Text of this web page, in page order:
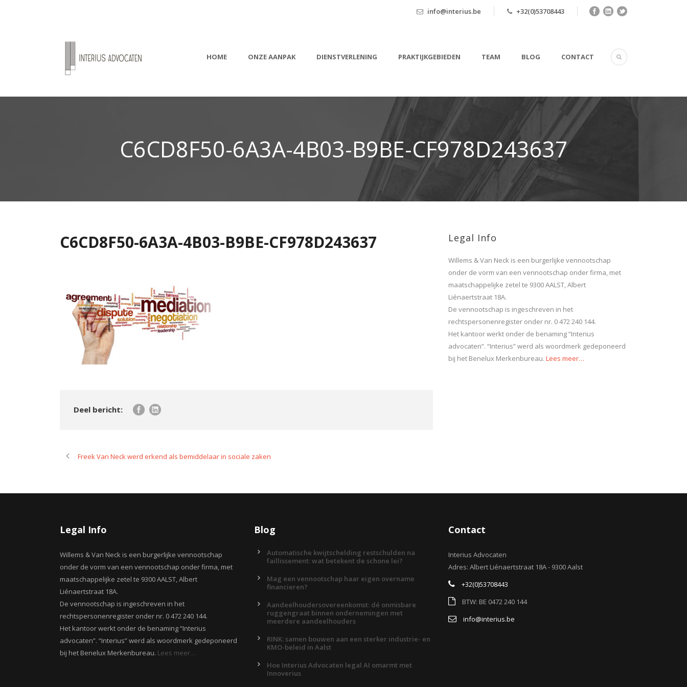
info@interius.be +32(0)53708443
HOME ONZE AANPAK DIENSTVERLENING PRAKTIJKGEBIEDEN TEAM BLOG CONTACT
C6CD8F50-6A3A-4B03-B9BE-CF978D243637
C6CD8F50-6A3A-4B03-B9BE-CF978D243637
Freek Van Neck werd erkend als bemiddelaar in sociale zaken
Legal Info
Willems & Van Neck is een burgerlijke vennootschap
onder de vorm van een vennootschap onder firma, met
maatschappelijke zetel te 9300 AALST, Albert
Liénaertstraat 18A.
De vennootschap is ingeschreven in het
rechtspersonenregister onder nr. 0 472 240 144.
Het kantoor werkt onder de benaming “Interius
advocaten”. “Interius” werd als woordmerk gedeponeerd
bij het Benelux Merkenbureau. Lees meer…
Legal Info
Willems & Van Neck is een burgerlijke vennootschap
onder de vorm van een vennootschap onder firma, met
maatschappelijke zetel te 9300 AALST, Albert
Liénaertstraat 18A.
De vennootschap is ingeschreven in het
rechtspersonenregister onder nr. 0 472 240 144.
Het kantoor werkt onder de benaming “Interius
advocaten”. “Interius” werd als woordmerk gedeponeerd
bij het Benelux Merkenbureau. Lees meer…
Blog
Automatische kwijtschelding restschulden na
faillissement: wat betekent de schone lei?
Mag een vennootschap haar eigen overname
financieren?
Aandeelhoudersovereenkomst: dé onmisbare
ruggengraat binnen ondernemingen met
meerdere aandeelhouders
RINK: samen bouwen aan een sterker industrie- en
KMO-beleid in Aalst
Hoe Interius Advocaten legal AI omarmt met
Innoverius
Contact
Interius Advocaten
Adres: Albert Liénaertstraat 18A - 9300 Aalst
+32(0)53708443
BTW: BE 0472 240 144
info@interius.be